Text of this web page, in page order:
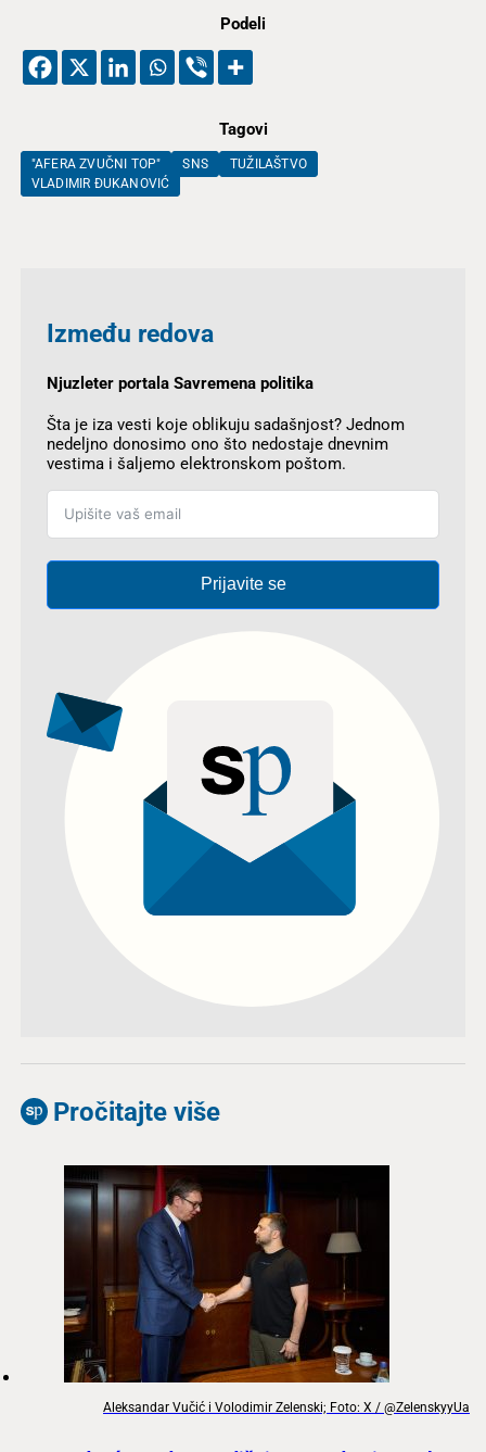
Podeli
Tagovi
"AFERA ZVUČNI TOP" SNS
TUŽILAŠTVO
VLADIMIR ĐUKANOVIĆ
Između redova
Njuzleter portala Savremena politika
Šta je iza vesti koje oblikuju sadašnjost? Jednom
nedeljno donosimo ono što nedostaje dnevnim
vestima i šaljemo elektronskom poštom.
Prijavite se
Pročitajte više
Aleksandar Vučić i Volodimir Zelenski; Foto: X / @ZelenskyyUa